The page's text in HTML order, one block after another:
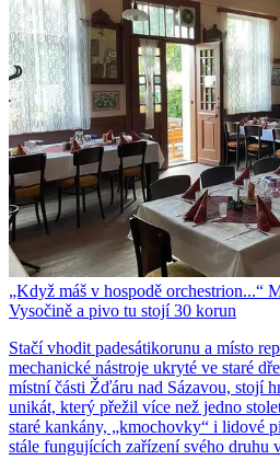
„Když máš v hospodě orchestrion...“
Vysočině a pivo tu stojí 30 korun
Stačí vhodit padesátikorunu a místo
mechanické nástroje ukryté ve staré
místní části Žďáru nad Sázavou, stojí
unikát, který přežil více než jedno
staré kankány, „kmochovky“ i lidové
stále fungujících zařízení svého druhu